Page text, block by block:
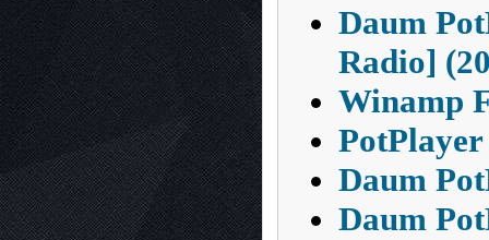
Daum
Radio]
Winamp
Daum
Daum